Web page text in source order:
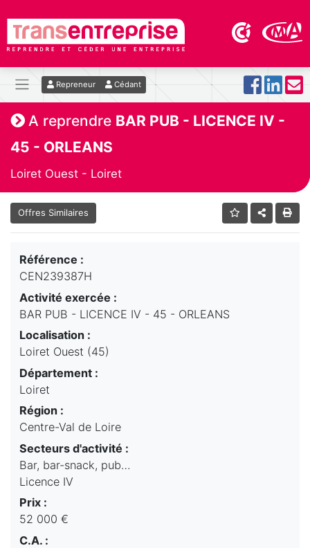
Repreneur Cédant
A reprendre BAR PUB - LICENCE IV -
45 - ORLEANS
Loiret Ouest - Loiret
Offres Similaires
Référence :
CEN239387H
Activité exercée :
BAR PUB - LICENCE IV - 45 - ORLEANS
Localisation :
Loiret Ouest (45)
Département :
Loiret
Région :
Centre-Val de Loire
Secteurs d'activité :
Bar, bar-snack, pub…
Licence IV
Prix :
52 000 €
C.A. :